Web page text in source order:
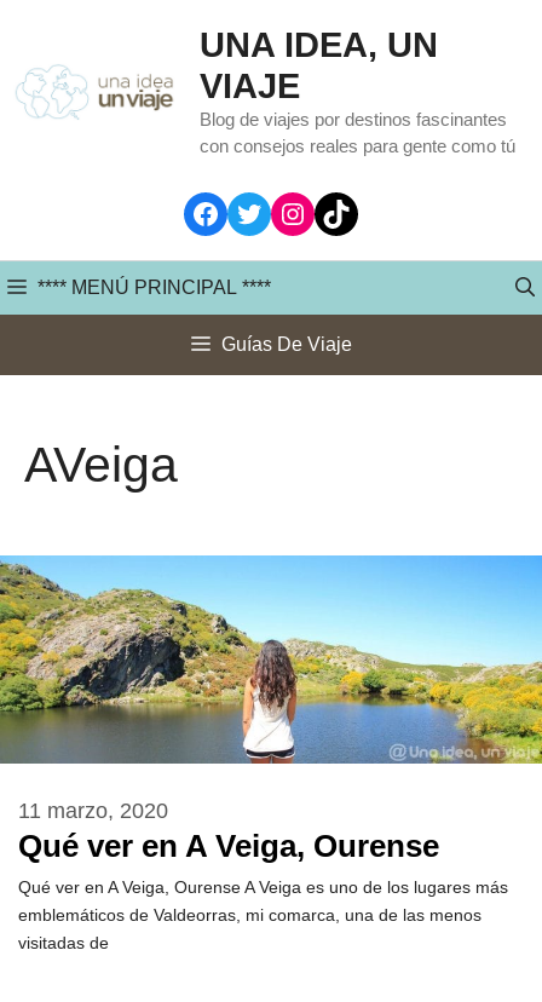
contenido
UNA IDEA, UN
VIAJE
Blog de viajes por destinos fascinantes
con consejos reales para gente como tú
Facebook
TwitterInstagram
TikTok
**** MENÚ PRINCIPAL ****
Guías De Viaje
AVeiga
Qué ver en A Veiga, Ourense
11 marzo, 2020
Qué ver en A Veiga, Ourense A Veiga es uno de los lugares más
emblemáticos de Valdeorras, mi comarca, una de las menos
visitadas de